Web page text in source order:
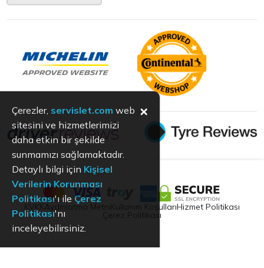
Aydınlatma Metni Kullanım KoşullarıHizmet Politikası
Çerez Politikası
Çerezler, servislet.com web
sitesini ve hizmetlerimizi
daha etkin bir şekilde
sunmamızı sağlamaktadır.
Detaylı bilgi için Kişisel
Verilerin Korunması
Politikası'ı ile Çerez
Politikası'nı
inceleyebilirsiniz.
×